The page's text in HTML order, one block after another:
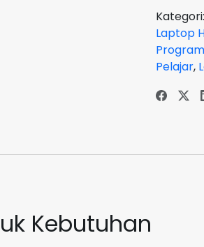
FB2999AX
RYZEN
5
8645HS
VGA
NVIDIA
16
Kategori:
Laptop
Pelajar,
Kebutuhan